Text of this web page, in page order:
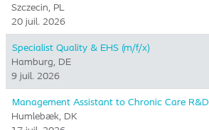
Szczecin, PL
20 juil. 2026
Specialist Quality & EHS (m/f/x)
Hamburg, DE
9 juil. 2026
Management Assistant to Chronic Care R&D
Humlebæk, DK